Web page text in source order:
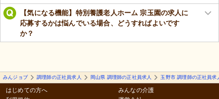
【気になる機能】特別養護老人ホーム 宗玉園の求人に
応募するかは悩んでいる場合、どうすればよいです
か？
みんジョブ 調理師の正社員求人 岡山県 調理師の正社員求人 玉野市 調理師の正社員求
はじめての方へ
みんなの介護